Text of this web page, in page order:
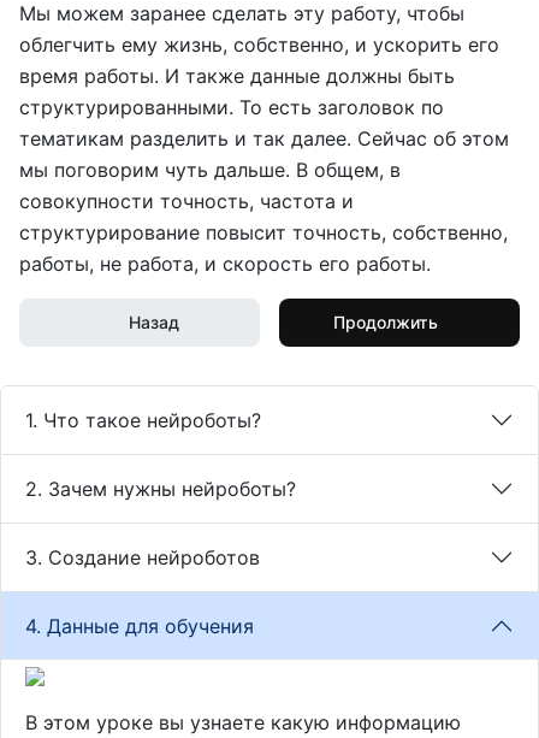
1. Что такое нейроботы?
2. Зачем нужны нейроботы?
3. Создание нейроботов
4. Данные для обучения
В этом уроке вы узнаете какую информацию
Мы можем заранее сделать эту работу, чтобы
облегчить ему жизнь, собственно, и ускорить его
время работы. И также данные должны быть
структурированными. То есть заголовок по
тематикам разделить и так далее. Сейчас об этом
мы поговорим чуть дальше. В общем, в
совокупности точность, частота и
структурирование повысит точность, собственно,
работы, не работа, и скорость его работы.
Назад Продолжить